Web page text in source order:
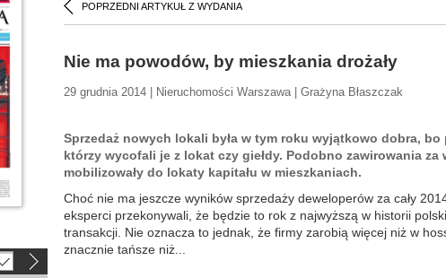
POPRZEDNI ARTYKUŁ Z WYDANIA
Nie ma powodów, by mieszkania drożały
29 grudnia 2014 | Nieruchomości Warszawa | Grażyna Błaszczak
Sprzedaż nowych lokali była w tym roku wyjątkowo dobra,
którzy wycofali je z lokat czy giełdy. Podobno zawirowania
mobilizowały do lokaty kapitału w mieszkaniach.
Choć nie ma jeszcze wyników sprzedaży deweloperów za cały
eksperci przekonywali, że będzie to rok z najwyższą w historii
transakcji. Nie oznacza to jednak, że firmy zarobią więcej niż w
znacznie tańsze niż...